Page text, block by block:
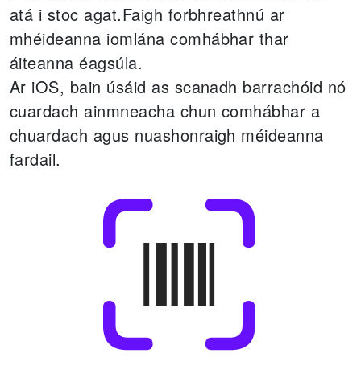
atá i stoc agat.Faigh forbhreathnú ar
mhéideanna iomlána comhábhar thar
áiteanna éagsúla.
Ar iOS, bain úsáid as scanadh barrachóid nó
cuardach ainmneacha chun comhábhar a
chuardach agus nuashonraigh méideanna
fardail.